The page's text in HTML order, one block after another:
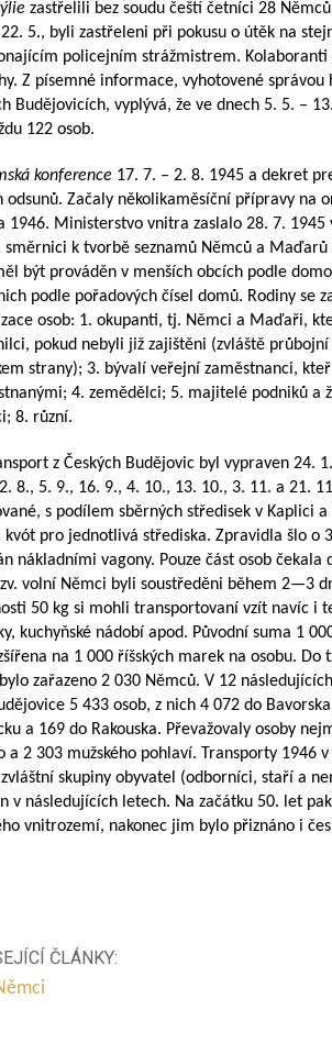
zastřelili bez soudu čeští četníci 28
5., byli zastřeleni při pokusu o útěk na
policejním strážmistrem.
Z písemné informace, vyhotovené
Budějovicích, vyplývá, že ve dnech 5. 5. –
122 osob.
konference 17. 7. – 2. 8. 1945 a dekret
odsunů. Začaly několikaměsíční přípravy na
1946. Ministerstvo vnitra zaslalo 28. 7.
směrnici k tvorbě seznamů Němců a Maďarů
být prováděn v menších obcích podle
podle pořadových čísel domů. Rodiny se
osob: 1. okupanti, tj. Němci a Maďaři,
pokud nebyli již zajištěni (zvláště
strany); 3. bývalí veřejní zaměstnanci,
4. zemědělci; 5. majitelé podniků a
8. různí.
z Českých Budějovic byl vypraven 24.
8., 5. 9., 16. 9., 4. 10., 13. 10., 3. 11. a 21.
s podílem sběrných středisek v Kaplici
kvót pro jednotlivá střediska. Zpravidla šlo o
nákladními vagony. Pouze část osob
volní Němci byli soustředěni během 2—3
50 kg si mohli transportovaní vzít navíc i
kuchyňské nádobí apod. Původní suma 1
na 1 000 říšských marek na osobu. Do
zařazeno 2 030 Němců. V 12
5 433 osob, z nich 4 072 do
a 169 do Rakouska. Převažovaly osoby
a 2 303 mužského pohlaví. Transporty 1946
skupiny obyvatel (odborníci, staří a
v následujících letech. Na začátku 50. let
vnitrozemí, nakonec jim bylo přiznáno i
ČLÁNKY: